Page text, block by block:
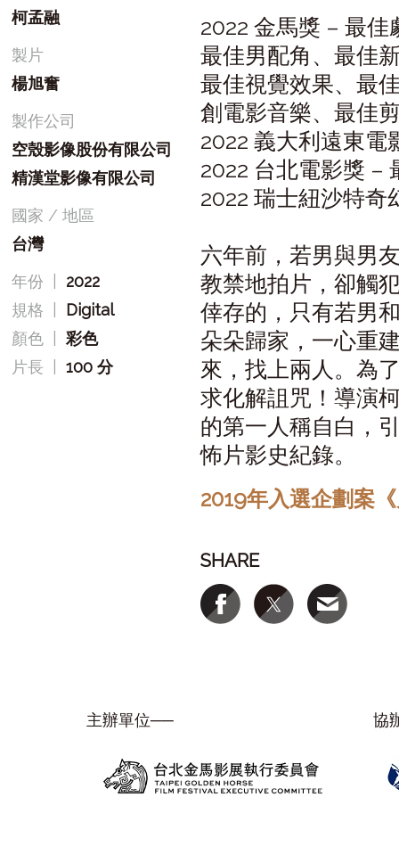
柯孟融
製片
楊旭奮
製作公司
空殼影像股份有限公司
精漢堂影像有限公司
國家 / 地區
台灣
年份
2022
規格
Digital
顏色 |彩色
片長 |100 分
2022 金馬獎 – 最
最佳男配角、最佳
最佳視覺效果、最
創電影音樂、最佳
2022 義大利遠東電
2022 台北電影獎 –
2022 瑞士紐沙特奇
六年前，若男與男
教禁地拍片，卻觸
倖存的，只有若男
朵朵歸家，一心重
來，找上兩人。為
求化解詛咒！導演
的第一人稱自白，
怖片影史紀錄。
2019年入選企劃案
SHARE
主辦單位── 協